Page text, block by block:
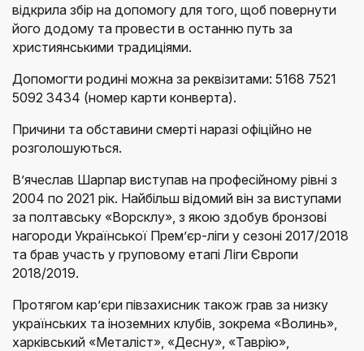
відкрила збір на допомогу для того, щоб повернути
його додому та провести в останню путь за
християнськими традиціями.
Допомогти родині можна за реквізитами: 5168 7521
5092 3434 (номер карти конверта).
Причини та обставини смерті наразі офіційно не
розголошуються.
В’ячеслав Шарпар виступав на професійному рівні з
2004 по 2021 рік. Найбільш відомий він за виступами
за полтавську «Ворсклу», з якою здобув бронзові
нагороди Української Прем’єр-ліги у сезоні 2017/2018
та брав участь у груповому етапі Ліги Європи
2018/2019.
Протягом кар’єри півзахисник також грав за низку
українських та іноземних клубів, зокрема «Волинь»,
харківський «Металіст», «Десну», «Таврію»,